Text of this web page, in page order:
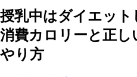
授乳中はダイエッ
消費カロリーと正
やり方